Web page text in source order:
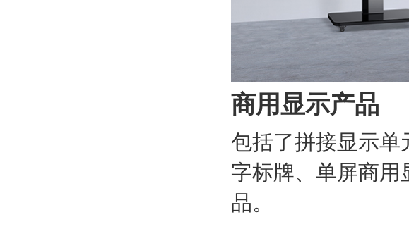
商用显示产品
包括了拼接显示单
字标牌、单屏商
品。